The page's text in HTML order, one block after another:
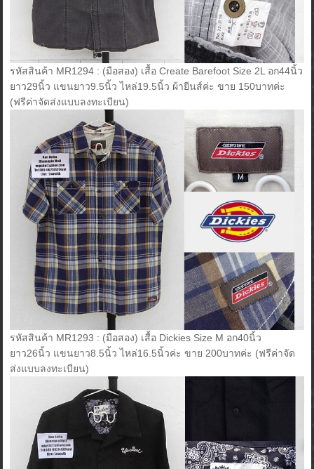
รหัสสินค้า MR1294 : (มือสอง) เสื้อ Create Barefoot Size 2L อก44นิ้ว
ยาว29นิ้ว แขนยาว9.5นิ้ว ไหล่19.5นิ้ว ผ้ายีนส์ค่ะ ขาย 150บาทค่ะ
(ฟรีค่าจัดส่งแบบลงทะเบียน)
รหัสสินค้า MR1293 : (มือสอง) เสื้อ Dickies Size M อก40นิ้ว
ยาว26นิ้ว แขนยาว8.5นิ้ว ไหล่16.5นิ้วค่ะ ขาย 200บาทค่ะ (ฟรีค่าจัด
ส่งแบบลงทะเบียน)